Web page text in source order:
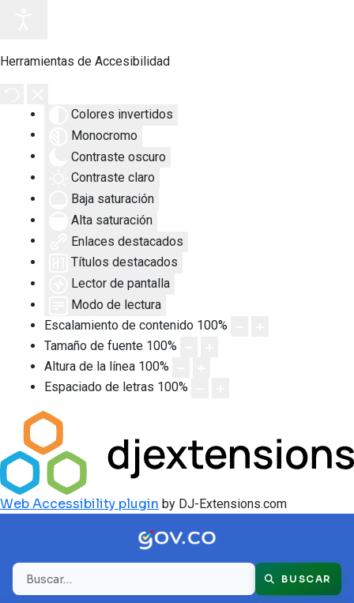
Herramientas de Accesibilidad
Colores invertidos
Monocromo
Contraste oscuro
Contraste claro
Baja saturación
Alta saturación
Enlaces destacados
Títulos destacados
Lector de pantalla
Modo de lectura
Escalamiento de contenido 100%
Tamaño de fuente 100%
Altura de la línea 100%
Espaciado de letras 100%
Web Accessibility plugin by DJ-Extensions.com
Buscar BUSCAR